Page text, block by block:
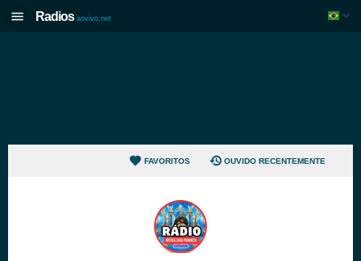
Radios aovivo.net
FAVORITOS OUVIDO RECENTEMENTE